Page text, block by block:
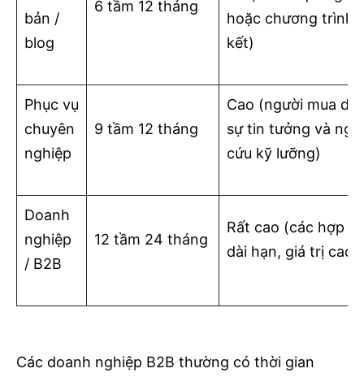
bản /
blog
6 tầm 12 tháng
hoặc chương trình
kết)
Phục vụ
chuyên
nghiệp
9 tầm 12 tháng
Cao (người mua
sự tin tưởng và
cứu kỹ lưỡng)
Doanh
nghiệp
/ B2B
12 tầm 24 tháng
Rất cao (các hợp
dài hạn, giá trị cao)
Các doanh nghiệp B2B thường có thời gian